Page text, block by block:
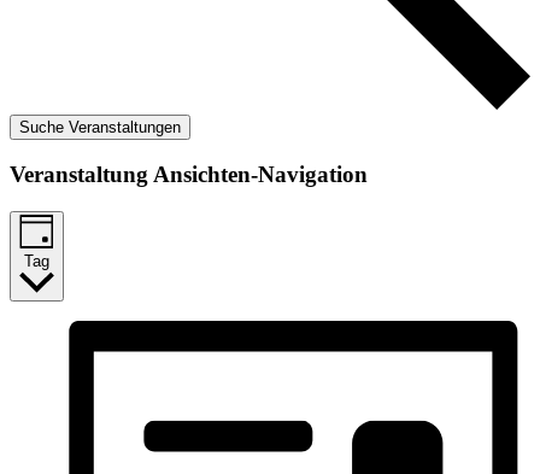
Suche Veranstaltungen
Veranstaltung Ansichten-Navigation
Tag